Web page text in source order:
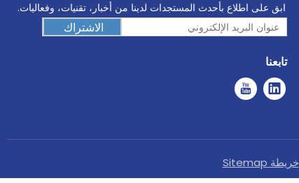
ابق على اطلاع بأحدث المستجدات لدينا من أخبار، تقنيات، وفعاليات.
الاشتراك
تابعنا
خريطة Sitemap